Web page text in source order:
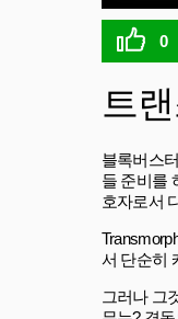
0
트
블록버스
들 준비를
호자로서
서 단순히
그러나 그